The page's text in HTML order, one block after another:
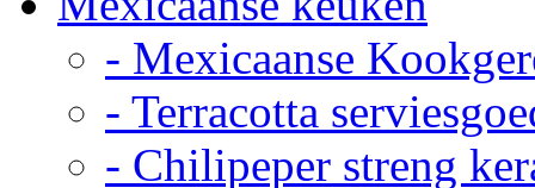
- Mexicaanse
- Terracotta
- Chilipeper streng